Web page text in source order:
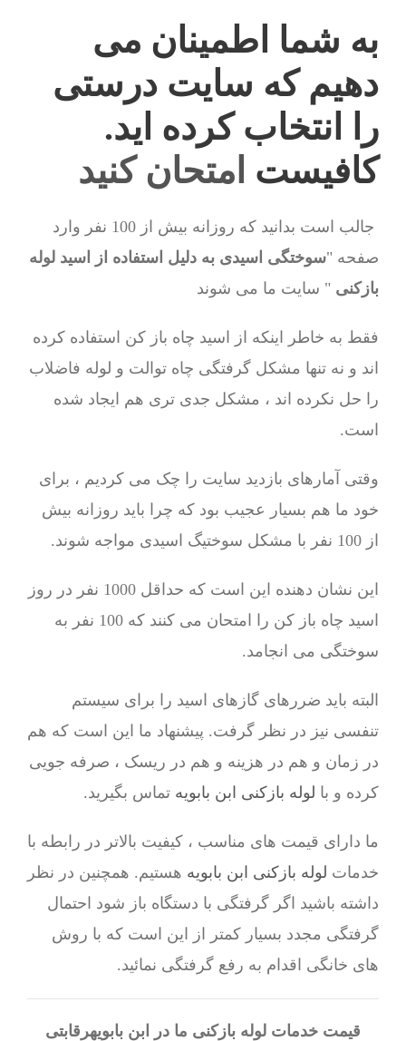
به شما اطمینان می
دهیم که سایت درستی
را انتخاب کرده اید.
کافیست امتحان کنید
جالب است بدانید که روزانه بیش از 100 نفر وارد
صفحه "سوختگی اسیدی به دلیل استفاده از اسید لوله
بازکنی " سایت ما می شوند
فقط به خاطر اینکه از اسید چاه باز کن استفاده کرده
اند و نه تنها مشکل گرفتگی چاه توالت و لوله فاضلاب
را حل نکرده اند ، مشکل جدی تری هم ایجاد شده
است.
وقتی آمارهای بازدید سایت را چک می کردیم ، برای
خود ما هم بسیار عجیب بود که چرا باید روزانه بیش
از 100 نفر با مشکل سوختیگ اسیدی مواجه شوند.
این نشان دهنده این است که حداقل 1000 نفر در روز
اسید چاه باز کن را امتحان می کنند که 100 نفر به
سوختگی می انجامد.
البته باید ضررهای گازهای اسید را برای سیستم
تنفسی نیز در نظر گرفت. پیشنهاد ما این است که هم
در زمان و هم در هزینه و هم در ریسک ، صرفه جویی
کرده و با لوله بازکنی ابن بابویه تماس بگیرید.
ما دارای قیمت های مناسب ، کیفیت بالاتر در رابطه با
خدمات لوله بازکنی ابن بابویه هستیم. همچنین در نظر
داشته باشید اگر گرفتگی با دستگاه باز شود احتمال
گرفتگی مجدد بسیار کمتر از این است که با روش
های خانگی اقدام به رفع گرفتگی نمائید.
قیمت خدمات لوله بازکنی ما در ابن بابویهرقابتی